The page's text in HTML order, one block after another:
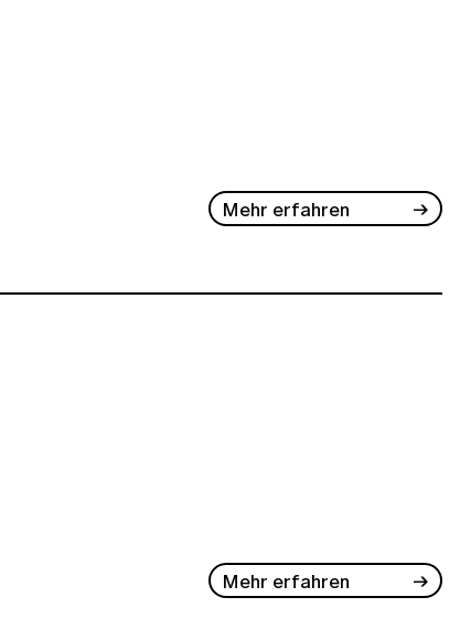
Mehr erfahren
Mehr erfahren